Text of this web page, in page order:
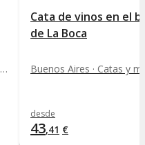
Buenos Aires · Catas y maridajes de vinos
Cata de vinos en el
de La Boca
desde
43,41 €